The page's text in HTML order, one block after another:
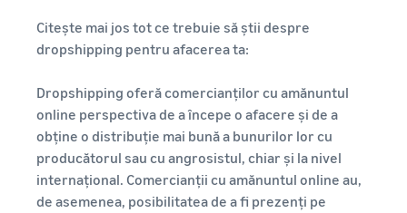
Citește mai jos tot ce trebuie să știi despre
dropshipping pentru afacerea ta:
Dropshipping oferă comercianților cu amănuntul
online perspectiva de a începe o afacere și de a
obține o distribuție mai bună a bunurilor lor cu
producătorul sau cu angrosistul, chiar și la nivel
internațional. Comercianții cu amănuntul online au,
de asemenea, posibilitatea de a fi prezenți pe